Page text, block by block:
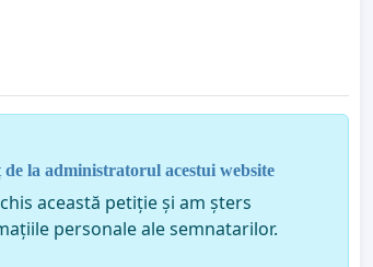
la administratorul acestui website
această petiție și am șters
personale ale semnatarilor.